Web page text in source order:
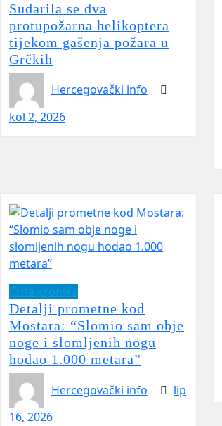
Sudarila se dva
protupožarna helikoptera
tijekom gašenja požara u
Grčkih
Hercegovački info
kol 2, 2026
Detalji prometne kod
Mostara: “Slomio sam obje
noge i slomljenih nogu
hodao 1.000 metara”
Hercegovački info
lip
16, 2026